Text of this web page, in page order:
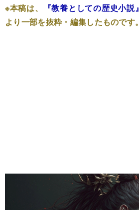
※本稿は、
『教養としての歴史小説』
より一部を抜粋・編集したものです。